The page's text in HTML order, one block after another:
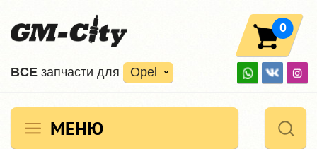
ВCE запчасти для Opel
0
МЕНЮ